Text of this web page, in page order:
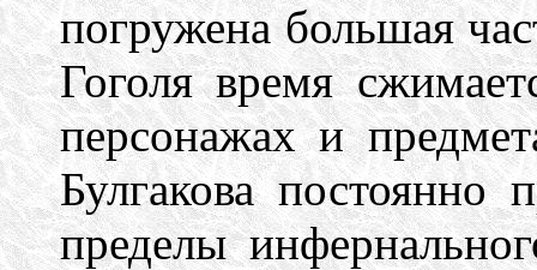
погружена большая
Гоголя время
персонажах и
Булгакова постоянно
пределы